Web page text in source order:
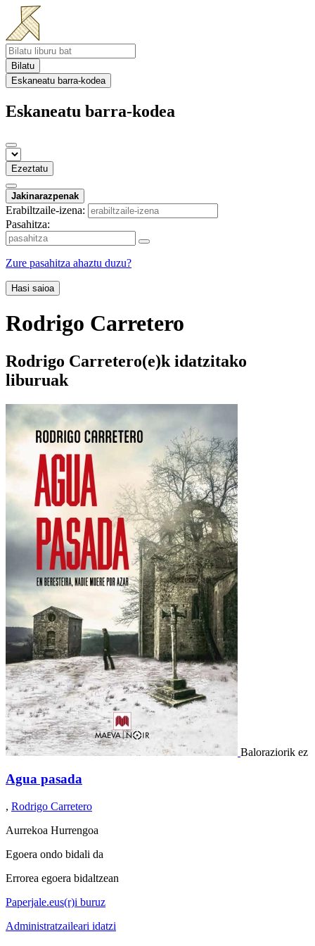
Bilatu
Eskaneatu barra-kodea
Eskaneatu barra-kodea
Ezeztatu
Jakinarazpenak
Erabiltzaile-izena:
Pasahitza:
Zure pasahitza ahaztu duzu?
Hasi saioa
Rodrigo Carretero
Rodrigo Carretero(e)k idatzitako
liburuak
Baloraziorik ez
Agua pasada
, Rodrigo Carretero
Aurrekoa Hurrengoa
Egoera ondo bidali da
Errorea egoera bidaltzean
Paperjale.eus(r)i buruz
Administratzaileari idatzi